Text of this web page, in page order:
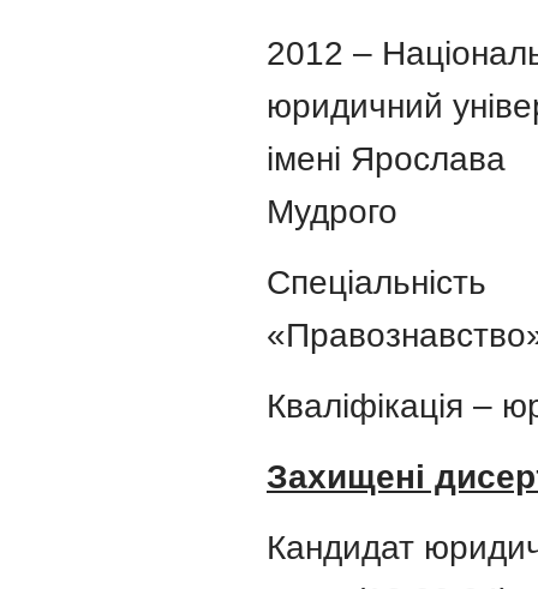
2012 –
юридичний
імені Ярослава
Мудрого
Спеціальність
Кваліфікація –
Захищені
Кандидат